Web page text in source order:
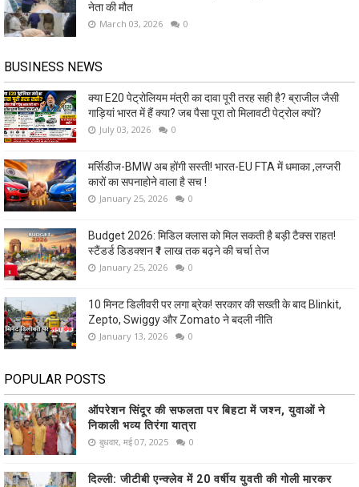
नेता की मौत
March 03, 2026 0
BUSINESS NEWS
क्या E20 पेट्रोलियम मंत्री का दावा पूरी तरह सही है? ब्राजील जैसी
गाड़ियां भारत में हैं क्या? जब पैसा पूरा तो मिलावटी पेट्रोल क्यों?
July 03, 2026 0
मर्सिडीज-BMW अब होंगी सस्ती! भारत-EU FTA में धमाका ,लग्जरी
कारों का सपनाहोने वाला है सच !
January 25, 2026 0
Budget 2026: मिडिल क्लास को मिल सकती है बड़ी टैक्स राहत!
स्टैंडर्ड डिडक्शन ₹1 लाख तक बढ़ने की चर्चा तेज
January 25, 2026 0
10 मिनट डिलीवरी पर लगा ब्रेक! सरकार की सख्ती के बाद Blinkit,
Zepto, Swiggy और Zomato ने बदली नीति
January 13, 2026 0
POPULAR POSTS
ऑपरेशन सिंदूर की सफलता पर बिहटा में जश्न, युवाओं ने
निकाली भव्य तिरंगा यात्रा
बुधवार, मई 07, 2025 0
दिल्ली: जीटीबी एन्क्लेव में 20 वर्षीय युवती की गोली मारकर